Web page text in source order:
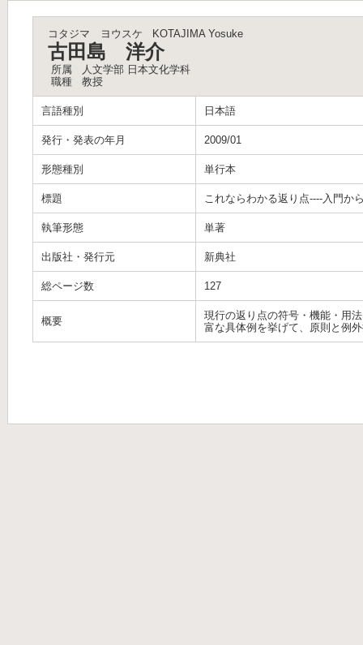
コタジマ ヨウスケ KOTAJIMA Yosuke
古田島 洋介
所属
人文学部 日本文化学科
職種
教授
言語種別 日本語
発行・発表の年月 2009/01
形態種別 単行本
標題 これならわかる返り点----入門か
執筆形態 単著
出版社・発行元 新典社
総ページ数 127
概要
現行の返り点の符号・機能・用
富な具体例を挙げて、原則と例